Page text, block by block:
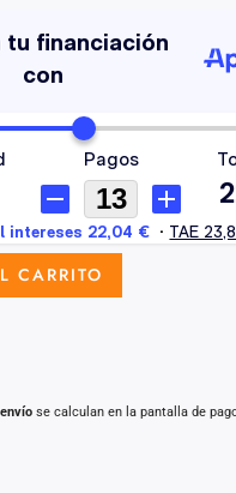
CARRITO
se calculan en la pantalla de